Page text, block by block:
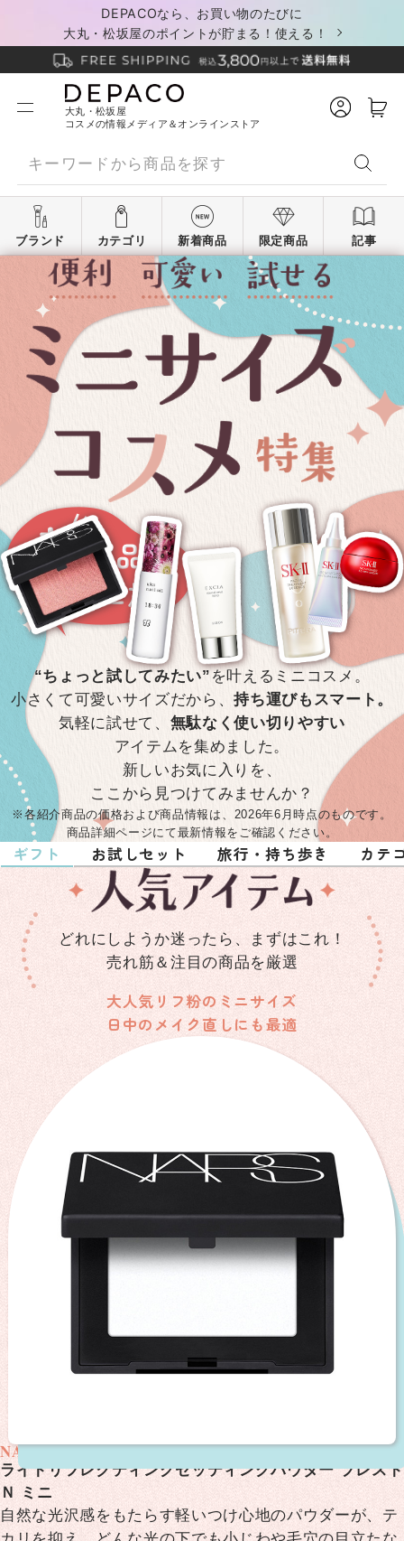
DEPACOなら、お買い物のたびに
大丸・松坂屋のポイントが貯まる！使える！
大丸・松坂屋
コスメの情報メディア＆オンラインストア
ブランド カテゴリ 新着商品 限定商品 記事
“ちょっと試してみたい” を叶えるミニコスメ。
小さくて可愛いサイズだから、持ち運びもスマート。
気軽に試せて、 無駄なく使い切りやすい
アイテムを集めました。
新しいお気に入りを、
ここから見つけてみませんか？
※各紹介商品の価格および商品情報は、2026年6月時点のものです。
商品詳細ページにて最新情報をご確認ください。
ギフト お試しセット 旅行・持ち歩き カテ
どれにしようか迷ったら、まずはこれ！
売れ筋＆注目の商品を厳選
大人気リフ粉のミニサイズ
日中のメイク直しにも最適
NARS
ライトリフレクティングセッティングパウダー プレスト
Ｎ ミニ
自然な光沢感をもたらす軽いつけ心地のパウダーが、テ